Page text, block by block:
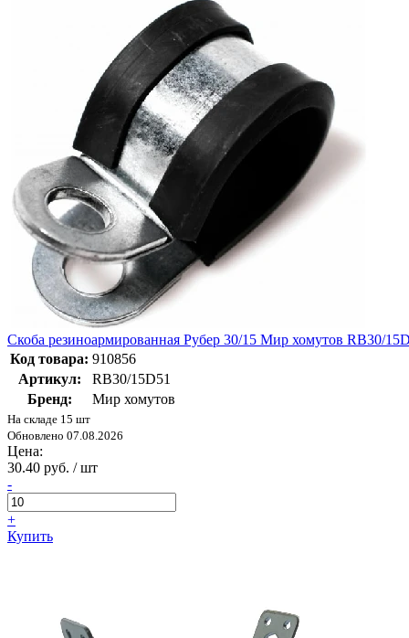
Скоба резиноармированная Рубер 30/15 Мир хомутов RB30/
Код товара: 910856
Артикул:
RB30/15D51
Бренд:
Мир хомутов
На складе 15 шт
Обновлено 07.08.2026
Цена:
30.40 руб. / шт
-
+
Купить